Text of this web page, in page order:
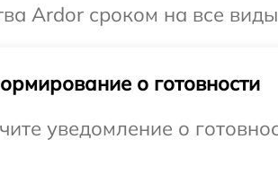
Ardor сроком на все
о готовности
уведомление о